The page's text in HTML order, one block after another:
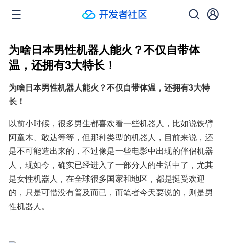
为啥日本男性机器人能火？不仅自带体
温，还拥有3大特长！
为啥日本男性机器人能火？不仅自带体温，还拥有3大特
长！
以前小时候，很多男生都喜欢看一些机器人，比如说铁臂
阿童木、敢达等等，但那种类型的机器人，目前来说，还
是不可能造出来的，不过像是一些电影中出现的伴侣机器
人，现如今，确实已经进入了一部分人的生活中了，尤其
是女性机器人，在全球很多国家和地区，都是挺受欢迎
的，只是可惜没有普及而已，而笔者今天要说的，则是男
性机器人。